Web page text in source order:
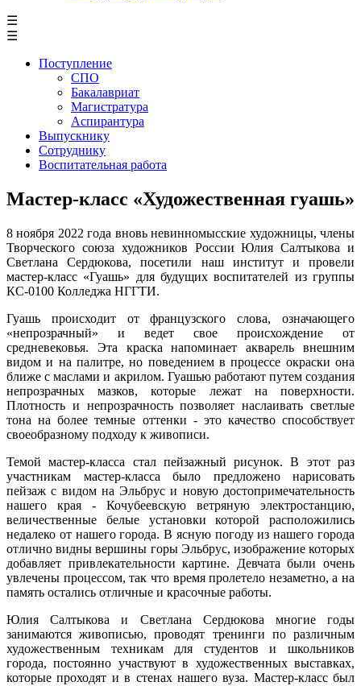
☰
☰
Поступление
СПО
Бакалавриат
Магистратура
Аспирантура
Выпускнику
Сотруднику
Воспитательная работа
Мастер-класс «Художественная гуашь»
8 ноября 2022 года вновь невинномысские художницы, члены
Творческого союза художников России Юлия Салтыкова и
Светлана Сердюкова, посетили наш институт и провели
мастер-класс «Гуашь» для будущих воспитателей из группы
КС-0100 Колледжа НГГТИ.
Гуашь происходит от французского слова, означающего
«непрозрачный» и ведет свое происхождение от
средневековья. Эта краска напоминает акварель внешним
видом и на палитре, но поведением в процессе окраски она
ближе с маслами и акрилом. Гуашью работают путем создания
непрозрачных мазков, которые лежат на поверхности.
Плотность и непрозрачность позволяет наслаивать светлые
тона на более темные оттенки - это качество способствует
своеобразному подходу к живописи.
Темой мастер-класса стал пейзажный рисунок. В этот раз
участникам мастер-класса было предложено нарисовать
пейзаж с видом на Эльбрус и новую достопримечательность
нашего края - Кочубеевскую ветряную электростанцию,
величественные белые установки которой расположились
недалеко от нашего города. В ясную погоду из нашего города
отлично видны вершины горы Эльбрус, изображение которых
добавляет привлекательности картине. Девчата были очень
увлечены процессом, так что время пролетело незаметно, а на
память остались отличные и красочные работы.
Юлия Салтыкова и Светлана Сердюкова многие годы
занимаются живописью, проводят тренинги по различным
художественным техникам для студентов и школьников
города, постоянно участвуют в художественных выставках,
которые проходят и в стенах нашего вуза. Мастер-класс был